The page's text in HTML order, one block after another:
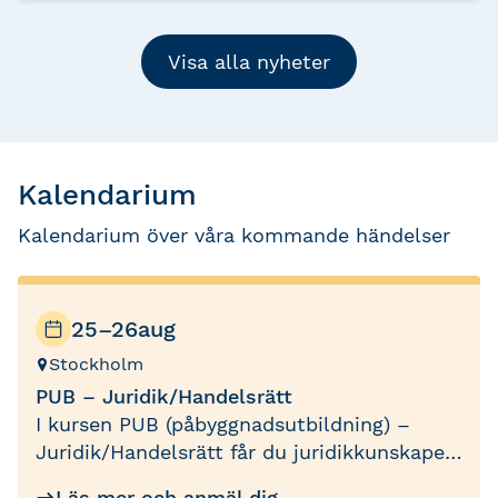
miljö som ger utrymme för både lärande
och återhämtning.Visa alla nyheter
Kalendarium
Kalendarium över våra kommande händelser
25–26aug
Stockholm
PUB – Juridik/Handelsrätt
I kursen PUB (påbyggnadsutbildning) –
Juridik/Handelsrätt får du juridikkunskaper